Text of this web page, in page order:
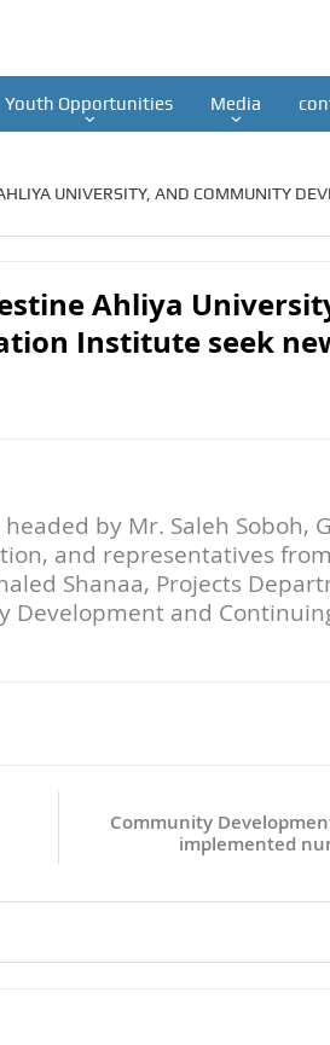
Youth Opportunities Media
UNIVERSITY, AND COMMUNITY
Ahliya
Institute seek
by Mr. Saleh Soboh,
and representatives
Shanaa, Projects
and
Community
implemented